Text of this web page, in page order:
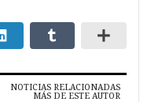
NOTICIAS RELACIONADAS
MÁS DE ESTE AUTOR